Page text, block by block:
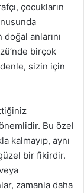
çocukların
doğal anlarını
birçok
sizin için
Bu özel
kalmayıp, aynı
bir fikirdir.
zamanla daha